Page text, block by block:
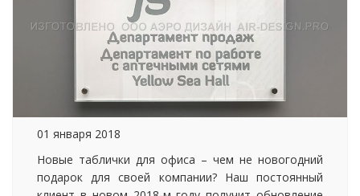
01 января 2018
Новые таблички для офиса – чем не новогодний
подарок для своей компании? Наш постоянный